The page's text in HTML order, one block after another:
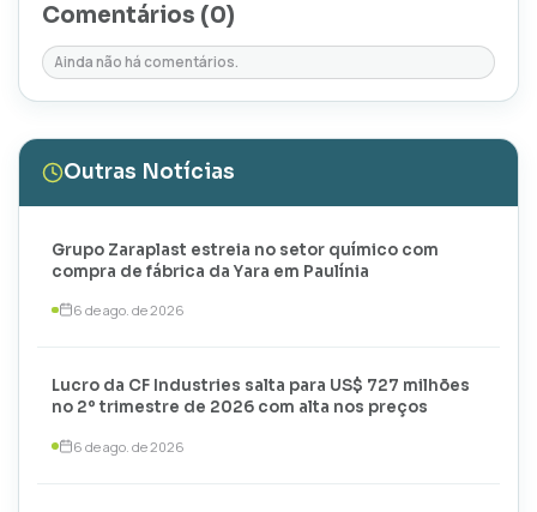
Comentários (0)
Ainda não há comentários.
Outras Notícias
Grupo Zaraplast estreia no setor químico com
compra de fábrica da Yara em Paulínia
6 de ago. de 2026
Lucro da CF Industries salta para US$ 727 milhões
no 2º trimestre de 2026 com alta nos preços
6 de ago. de 2026